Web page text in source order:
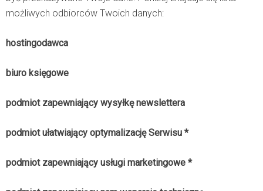
możliwych odbiorców Twoich danych:
hostingodawca
biuro księgowe
podmiot zapewniający wysyłkę newslettera
podmiot ułatwiający optymalizację Serwisu *
podmiot zapewniający usługi marketingowe *